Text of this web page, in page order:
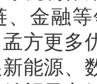
、金融
方更多
能源、